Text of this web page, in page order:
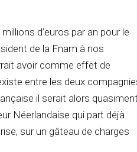
d’euros par an pour le
de la Fnam à nos
avoir comme effet de
entre les deux
il serait alors quasiment
Néerlandaise qui part déjà
sur un gâteau de charges